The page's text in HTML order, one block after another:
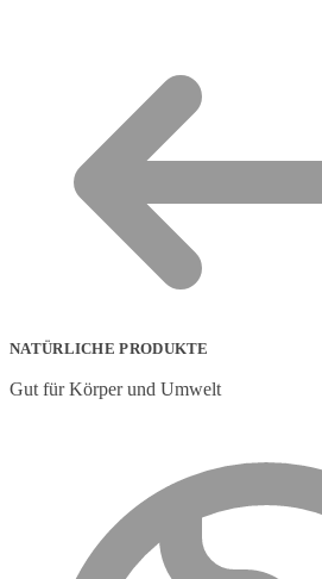
NATÜRLICHE PRODUKTE
Gut für Körper und Umwelt